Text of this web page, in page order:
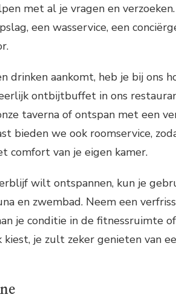
met al je vragen en
een wasservice, een
drinken aankomt, heb je bij ons
ontbijtbuffet in ons
taverna of ontspan met een
bieden we ook roomservice,
comfort van je eigen kamer.
wilt ontspannen, kun je
en zwembad. Neem een
je conditie in de fitnessruimte
kiest, je zult zeker genieten van